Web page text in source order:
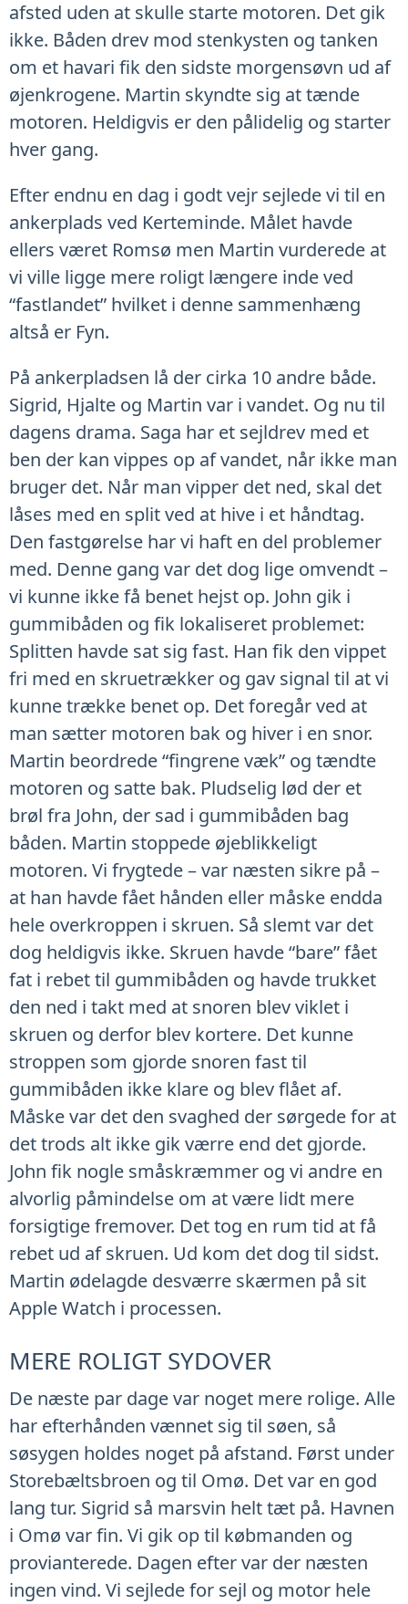
afsted uden at skulle starte motoren. Det gik
ikke. Båden drev mod stenkysten og tanken
om et havari fik den sidste morgensøvn ud af
øjenkrogene. Martin skyndte sig at tænde
motoren. Heldigvis er den pålidelig og starter
hver gang.
Efter endnu en dag i godt vejr sejlede vi til en
ankerplads ved Kerteminde. Målet havde
ellers været Romsø men Martin vurderede at
vi ville ligge mere roligt længere inde ved
“fastlandet” hvilket i denne sammenhæng
altså er Fyn.
På ankerpladsen lå der cirka 10 andre både.
Sigrid, Hjalte og Martin var i vandet. Og nu til
dagens drama. Saga har et sejldrev med et
ben der kan vippes op af vandet, når ikke man
bruger det. Når man vipper det ned, skal det
låses med en split ved at hive i et håndtag.
Den fastgørelse har vi haft en del problemer
med. Denne gang var det dog lige omvendt –
vi kunne ikke få benet hejst op. John gik i
gummibåden og fik lokaliseret problemet:
Splitten havde sat sig fast. Han fik den vippet
fri med en skruetrækker og gav signal til at vi
kunne trække benet op. Det foregår ved at
man sætter motoren bak og hiver i en snor.
Martin beordrede “fingrene væk” og tændte
motoren og satte bak. Pludselig lød der et
brøl fra John, der sad i gummibåden bag
båden. Martin stoppede øjeblikkeligt
motoren. Vi frygtede – var næsten sikre på –
at han havde fået hånden eller måske endda
hele overkroppen i skruen. Så slemt var det
dog heldigvis ikke. Skruen havde “bare” fået
fat i rebet til gummibåden og havde trukket
den ned i takt med at snoren blev viklet i
skruen og derfor blev kortere. Det kunne
stroppen som gjorde snoren fast til
gummibåden ikke klare og blev flået af.
Måske var det den svaghed der sørgede for at
det trods alt ikke gik værre end det gjorde.
John fik nogle småskræmmer og vi andre en
alvorlig påmindelse om at være lidt mere
forsigtige fremover. Det tog en rum tid at få
rebet ud af skruen. Ud kom det dog til sidst.
Martin ødelagde desværre skærmen på sit
Apple Watch i processen.
MERE ROLIGT SYDOVER
De næste par dage var noget mere rolige. Alle
har efterhånden vænnet sig til søen, så
søsygen holdes noget på afstand. Først under
Storebæltsbroen og til Omø. Det var en god
lang tur. Sigrid så marsvin helt tæt på. Havnen
i Omø var fin. Vi gik op til købmanden og
provianterede. Dagen efter var der næsten
ingen vind. Vi sejlede for sejl og motor hele